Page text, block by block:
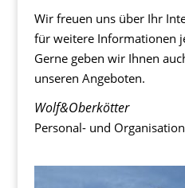
Wir freuen uns über Ihr
für weitere Informationen
Gerne geben wir Ihnen
unseren Angeboten.
Wolf&Oberkötter
Personal- und